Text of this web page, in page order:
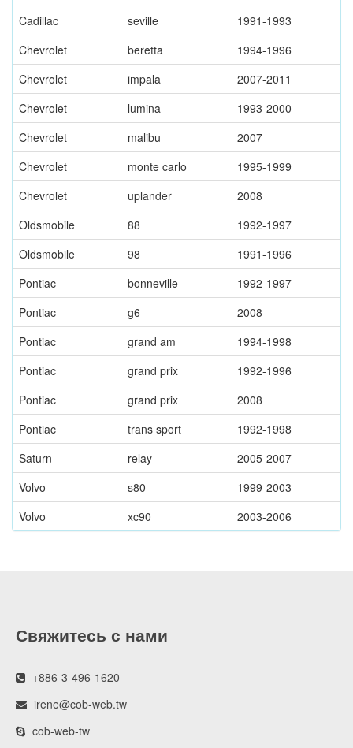
Cadillac
seville
1991-1993
Chevrolet
beretta
1994-1996
Chevrolet
impala
2007-2011
Chevrolet
lumina
1993-2000
Chevrolet
malibu
2007
Chevrolet
monte carlo
1995-1999
Chevrolet
uplander
2008
Oldsmobile
88
1992-1997
Oldsmobile
98
1991-1996
Pontiac
bonneville
1992-1997
Pontiac
g6
2008
Pontiac
grand am
1994-1998
Pontiac
grand prix
1992-1996
Pontiac
grand prix
2008
Pontiac
trans sport
1992-1998
Saturn
relay
2005-2007
Volvo
s80
1999-2003
Volvo
xc90 2003-2006
Свяжитесь с нами
+886-3-496-1620
irene@cob-web.tw
cob-web-tw